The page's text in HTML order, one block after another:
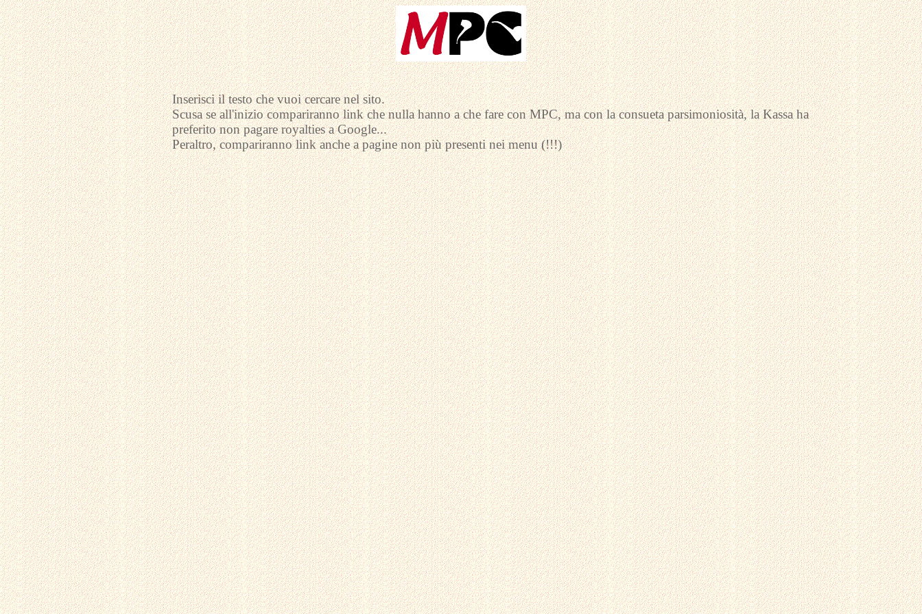
Inserisci il testo che vuoi cercare nel sito.
Scusa se all'inizio compariranno link che nulla hanno a che fare con MPC, ma con la consueta parsimoniosità, la Kassa ha
preferito non pagare royalties a Google...
Peraltro, compariranno link anche a pagine non più presenti nei menu (!!!)